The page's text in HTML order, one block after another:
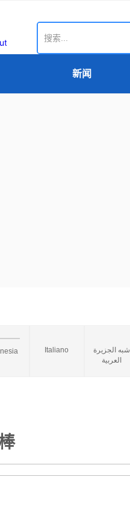
新闻
Italiano
شبه الجزيرة
العربية